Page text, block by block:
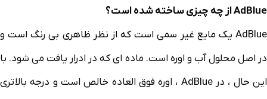
AdBlue از چه چیزی ساخته شده است؟
AdBlue یک مایع غیر سمی است که از نظر ظاهری بی رنگ است و
در اصل محلول آب و اوره است. ماده ای که در ادرار یافت می شود. با
این حال ، در AdBlue ، اوره فوق العاده خالص است و درجه بالاتری